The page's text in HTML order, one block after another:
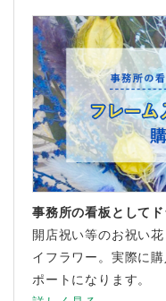
事務所の看板として
開店祝い等のお祝い
イフラワー。実際に
ポートになります。